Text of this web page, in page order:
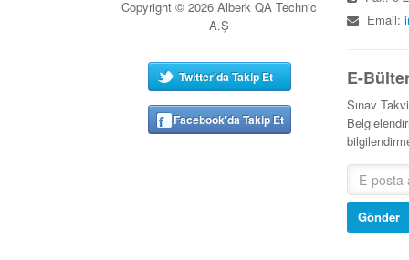
Copyright © 2026 Alberk QA Technic
A.Ş
Twitter'da Takip Et
Facebook'da Takip Et
Email:
E-
Sınav
Gönder